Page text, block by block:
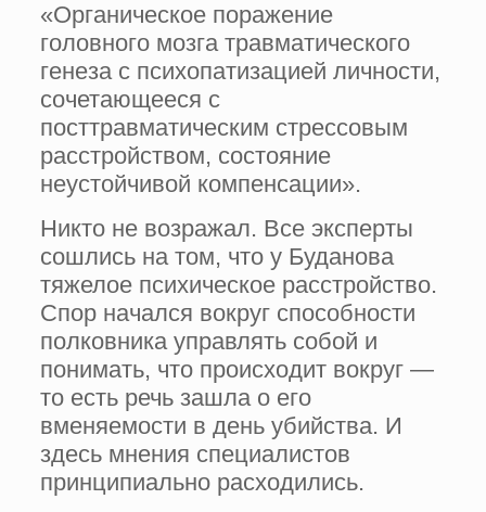
«Органическое поражение
головного мозга травматического
генеза с психопатизацией личности,
сочетающееся с
посттравматическим стрессовым
расстройством, состояние
неустойчивой компенсации».
Никто не возражал. Все эксперты
сошлись на том, что у Буданова
тяжелое психическое расстройство.
Спор начался вокруг способности
полковника управлять собой и
понимать, что происходит вокруг —
то есть речь зашла о его
вменяемости в день убийства. И
здесь мнения специалистов
принципиально расходились.